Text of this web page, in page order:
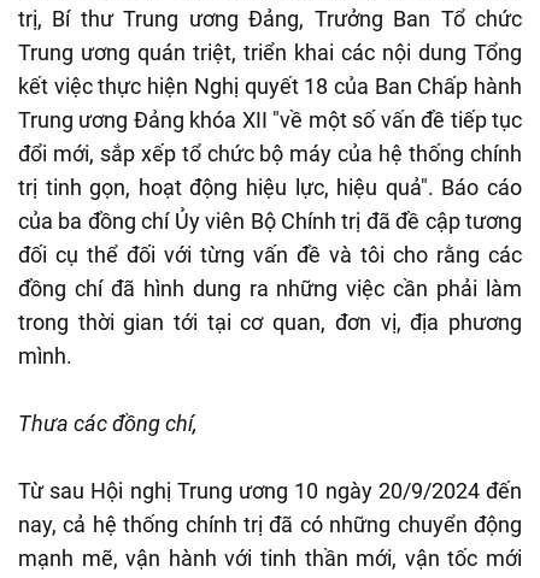
trị, Bí thư Trung ương Đảng, Trưởng Ban Tổ chức
Trung ương quán triệt, triển khai các nội dung Tổng
kết việc thực hiện Nghị quyết 18 của Ban Chấp hành
Trung ương Đảng khóa XII "về một số vấn đề tiếp tục
đổi mới, sắp xếp tổ chức bộ máy của hệ thống chính
trị tinh gọn, hoạt động hiệu lực, hiệu quả". Báo cáo
của ba đồng chí Ủy viên Bộ Chính trị đã đề cập tương
đối cụ thể đối với từng vấn đề và tôi cho rằng các
đồng chí đã hình dung ra những việc cần phải làm
trong thời gian tới tại cơ quan, đơn vị, địa phương
mình.
Thưa các đồng chí,
Từ sau Hội nghị Trung ương 10 ngày 20/9/2024 đến
nay, cả hệ thống chính trị đã có những chuyển động
mạnh mẽ, vận hành với tinh thần mới, vận tốc mới